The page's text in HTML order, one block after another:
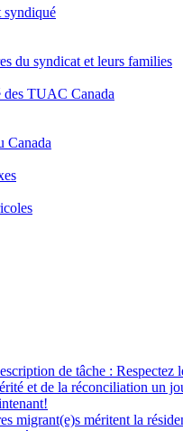
syndiqué
du syndicat et leurs families
des TUAC Canada
Canada
de tâche :
et de la réconciliation un
migrant(e)s méritent la